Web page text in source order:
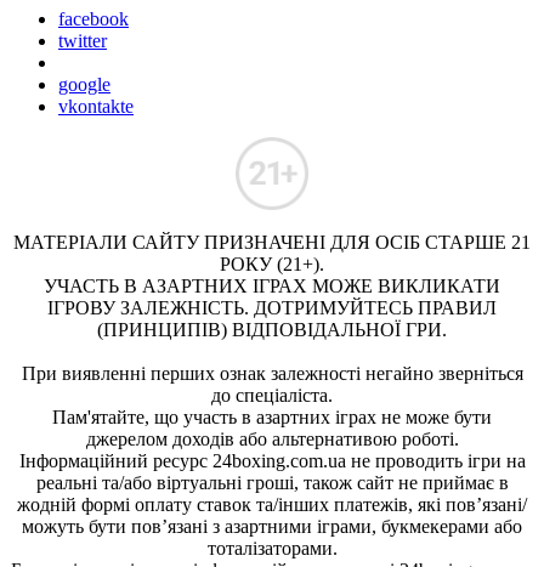
facebook
twitter
google
vkontakte
МАТЕРІАЛИ САЙТУ ПРИЗНАЧЕНІ ДЛЯ ОСІБ СТАРШЕ 21
РОКУ (21+).
УЧАСТЬ В АЗАРТНИХ ІГРАХ МОЖЕ ВИКЛИКАТИ
ІГРОВУ ЗАЛЕЖНІСТЬ. ДОТРИМУЙТЕСЬ ПРАВИЛ
(ПРИНЦИПІВ) ВІДПОВІДАЛЬНОЇ ГРИ.
При виявленні перших ознак залежності негайно зверніться
до спеціаліста.
Пам'ятайте, що участь в азартних іграх не може бути
джерелом доходів або альтернативою роботі.
Інформаційний ресурс 24boxing.com.ua не проводить ігри на
реальні та/або віртуальні гроші, також сайт не приймає в
жодній формі оплату ставок та/інших платежів, які пов’язані/
можуть бути пов’язані з азартними іграми, букмекерами або
тоталізаторами.